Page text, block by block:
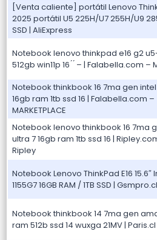
[Venta caliente] portátil Lenovo
2025 portátil U5 225H/U7 255H/U9
SSD | AliExpress
Notebook lenovo thinkpad e16 g2
512gb win11p 16 ́ ́ – | Falabella.com –
Notebook thinkbook 16 7ma gen
16gb ram 1tb ssd 16 | Falabella.com –
MARKETPLACE
Notebook lenovo thinkbook 16 7ma
ultra 7 16gb ram 1tb ssd 16 |
Ripley
Notebook Lenovo ThinkPad E16
1155G7 16GB RAM / 1TB SSD | Gsmpro.cl
Notebook thinkbook 14 7ma gen
ram 512b ssd 14 wuxga 21MV | Paris.cl